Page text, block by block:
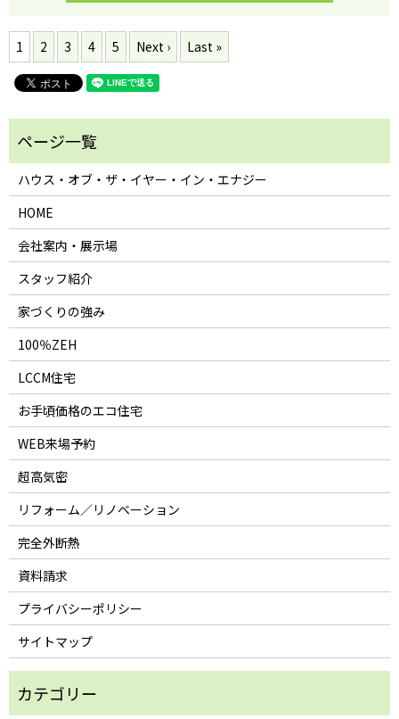
1 2 3 4 5 Next › Last »
ハウス・オブ・ザ・イヤー・イン・エナジー
HOME
会社案内・展示場
スタッフ紹介
家づくりの強み
100％ZEH
LCCM住宅
お手頃価格のエコ住宅
WEB来場予約
超高気密
リフォーム／リノベーション
完全外断熱
資料請求
プライバシーポリシー
サイトマップ